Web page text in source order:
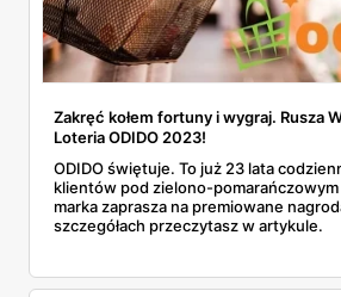
Zakręć kołem fortuny i wygraj. Rusza
Loteria ODIDO 2023!
ODIDO świętuje. To już 23 lata
klientów pod zielono-
marka zaprasza na premiowane
szczegółach przeczytasz w artykule.